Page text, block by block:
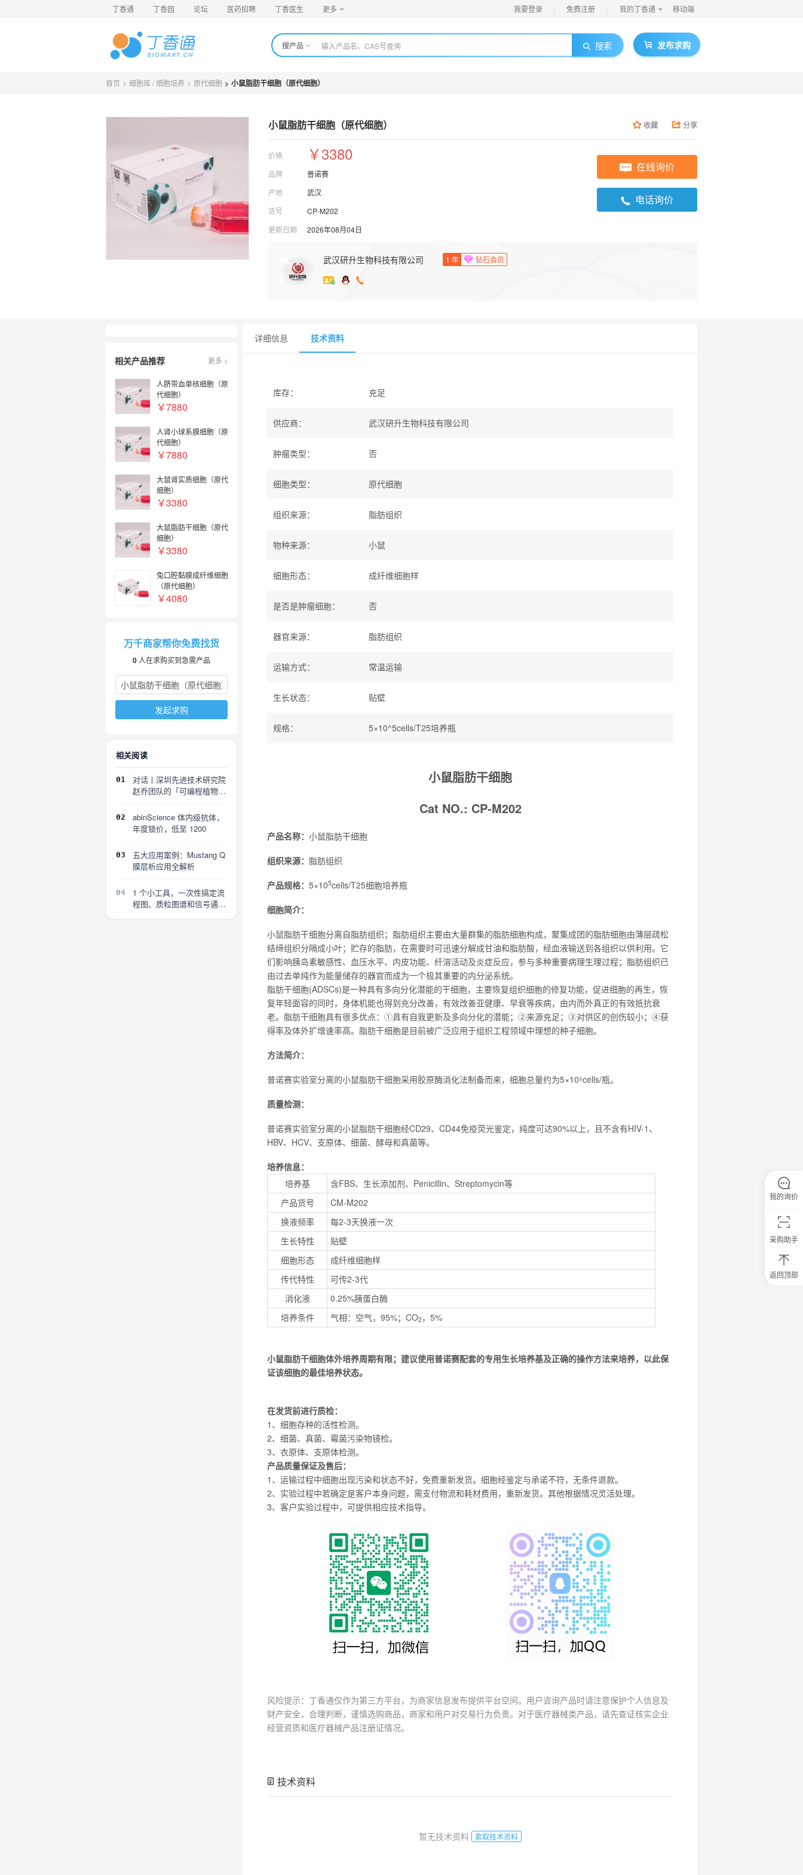
丁香通 丁香园 论坛 医药招聘 丁香医生 更多 我要登录 免费注册 我的丁香通 移动端
搜产品 搜索 发布求购
首页 > 细胞库 / 细胞培养 > 原代细胞 > 小鼠脂肪干细胞（原代细胞）
小鼠脂肪干细胞（原代细胞） 收藏 分享
价格 ￥3380
品牌
普诺赛
产地
武汉
货号
CP-M202
更新日期
2026年08月04日
在线询价
电话询价
武汉研升生物科技有限公司 1 年 钻石会员
相关产品推荐 更多 >
人脐带血单核细胞（原
代细胞）
￥7880
人肾小球系膜细胞（原
代细胞）
￥7880
大鼠肾实质细胞（原代
细胞）
￥3380
大鼠脂肪干细胞（原代
细胞）
￥3380
兔口腔黏膜成纤维细胞
（原代细胞）
￥4080
万千商家帮你免费找货
0 人在求购买到急需产品
发起求购
相关阅读
01
对话丨深圳先进技术研究院
赵乔团队的「可编程植物」
02
abinScience 体内级抗体，
年度锁价，低至 1200
03
五大应用案例：Mustang Q
膜层析应用全解析
04
1 个小工具，一次性搞定流
程图、质粒图谱和信号通路
详细信息 技术资料
库存： 充足
供应商： 武汉研升生物科技有限公司
肿瘤类型： 否
细胞类型： 原代细胞
组织来源： 脂肪组织
物种来源： 小鼠
细胞形态： 成纤维细胞样
是否是肿瘤细胞： 否
器官来源： 脂肪组织
运输方式： 常温运输
生长状态： 贴壁
规格： 5×10^5cells/T25培养瓶
小鼠脂肪干细胞
Cat NO.: CP-M202
产品名称： 小鼠脂肪干细胞
组织来源： 脂肪组织
产品规格： 5×105cells/T25细胞培养瓶
细胞简介：
小鼠脂肪干细胞分离自脂肪组织；脂肪组织主要由大量群集的脂肪细胞构成，聚集成团的脂肪细胞由薄层疏松
结缔组织分隔成小叶；贮存的脂肪，在需要时可迅速分解成甘油和脂肪酸，经血液输送到各组织以供利用。它
们影响胰岛素敏感性、血压水平、内皮功能、纤溶活动及炎症反应，参与多种重要病理生理过程；脂肪组织已
由过去单纯作为能量储存的器官而成为一个极其重要的内分泌系统。
脂肪干细胞(ADSCs)是一种具有多向分化潜能的干细胞，主要恢复组织细胞的修复功能，促进细胞的再生，恢
复年轻面容的同时，身体机能也得到充分改善，有效改善亚健康、早衰等疾病，由内而外真正的有效抵抗衰
老。脂肪干细胞具有很多优点：①具有自我更新及多向分化的潜能；②来源充足；③对供区的创伤较小；④获
得率及体外扩增速率高。脂肪干细胞是目前被广泛应用于组织工程领域中理想的种子细胞。
方法简介：
普诺赛实验室分离的小鼠脂肪干细胞采用胶原酶消化法制备而来，细胞总量约为5×10⁵cells/瓶。
质量检测：
普诺赛实验室分离的小鼠脂肪干细胞经CD29、CD44免疫荧光鉴定，纯度可达90%以上，且不含有HIV-1、
HBV、HCV、支原体、细菌、酵母和真菌等。
培养信息：
培养基
含FBS、生长添加剂、Penicillin、Streptomycin等
产品货号
CM-M202
换液频率
每2-3天换液一次
生长特性
贴壁
细胞形态
成纤维细胞样
传代特性
可传2-3代
消化液
0.25%胰蛋白酶
培养条件
气相：空气，95%；CO2，5%
小鼠脂肪干细胞体外培养周期有限；建议使用普诺赛配套的专用生长培养基及正确的操作方法来培养，以此保
证该细胞的最佳培养状态。
在发货前进行质检：
1、细胞存种的活性检测。
2、细菌、真菌、霉菌污染物镜检。
3、衣原体、支原体检测。
产品质量保证及售后：
1、运输过程中细胞出现污染和状态不好，免费重新发货。细胞经鉴定与承诺不符，无条件退款。
2、实验过程中若确定是客户本身问题，需支付物流和耗材费用，重新发货。其他根据情况灵活处理。
3、客户实验过程中，可提供相应技术指导。
风险提示：丁香通仅作为第三方平台，为商家信息发布提供平台空间。用户咨询产品时请注意保护个人信息及
财产安全，合理判断，谨慎选购商品，商家和用户对交易行为负责。对于医疗器械类产品，请先查证核实企业
经营资质和医疗器械产品注册证情况。
技术资料
暂无技术资料 索取技术资料
采购助手
返回顶部
我的询价